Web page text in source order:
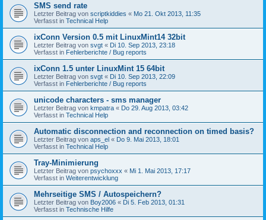
SMS send rate
Letzter Beitrag von scriptkiddies « Mo 21. Okt 2013, 11:35
Verfasst in Technical Help
ixConn Version 0.5 mit LinuxMint14 32bit
Letzter Beitrag von svgt « Di 10. Sep 2013, 23:18
Verfasst in Fehlerberichte / Bug reports
ixConn 1.5 unter LinuxMint 15 64bit
Letzter Beitrag von svgt « Di 10. Sep 2013, 22:09
Verfasst in Fehlerberichte / Bug reports
unicode characters - sms manager
Letzter Beitrag von kmpatra « Do 29. Aug 2013, 03:42
Verfasst in Technical Help
Automatic disconnection and reconnection on timed basis?
Letzter Beitrag von aps_el « Do 9. Mai 2013, 18:01
Verfasst in Technical Help
Tray-Minimierung
Letzter Beitrag von psychoxxx « Mi 1. Mai 2013, 17:17
Verfasst in Weiterentwicklung
Mehrseitige SMS / Autospeichern?
Letzter Beitrag von Boy2006 « Di 5. Feb 2013, 01:31
Verfasst in Technische Hilfe